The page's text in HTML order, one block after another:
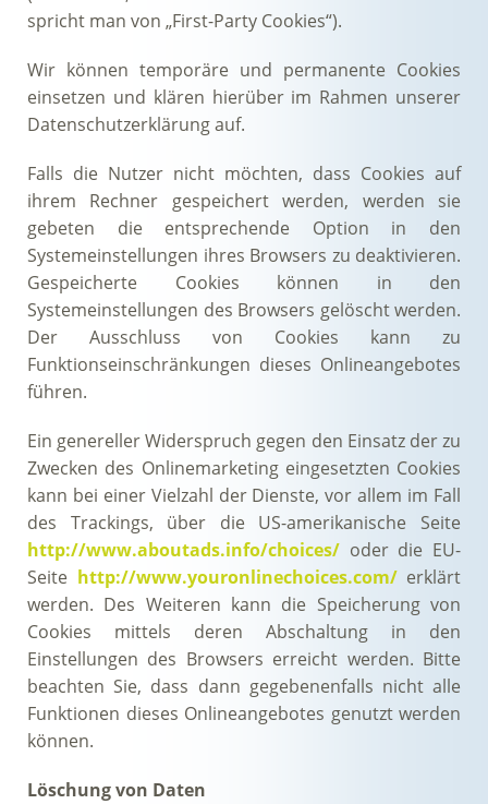
spricht man von „First-Party Cookies“).
Wir können temporäre und permanente Cookies
einsetzen und klären hierüber im Rahmen unserer
Datenschutzerklärung auf.
Falls die Nutzer nicht möchten, dass Cookies auf
ihrem Rechner gespeichert werden, werden sie
gebeten die entsprechende Option in den
Systemeinstellungen ihres Browsers zu deaktivieren.
Gespeicherte Cookies können in den
Systemeinstellungen des Browsers gelöscht werden.
Der Ausschluss von Cookies kann zu
Funktionseinschränkungen dieses Onlineangebotes
führen.
Ein genereller Widerspruch gegen den Einsatz der zu
Zwecken des Onlinemarketing eingesetzten Cookies
kann bei einer Vielzahl der Dienste, vor allem im Fall
des Trackings, über die US-amerikanische Seite
http://www.aboutads.info/choices/ oder die EU-
Seite http://www.youronlinechoices.com/erklärt
werden. Des Weiteren kann die Speicherung von
Cookies mittels deren Abschaltung in den
Einstellungen des Browsers erreicht werden. Bitte
beachten Sie, dass dann gegebenenfalls nicht alle
Funktionen dieses Onlineangebotes genutzt werden
können.
Löschung von Daten